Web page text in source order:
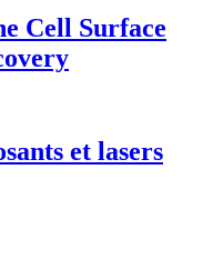
Cell Surface
et lasers